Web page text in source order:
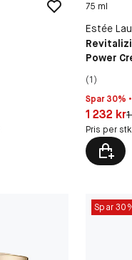
75 ml
Estée
Power
(1)
Spar 30%
Pris: 1
1 232 kr
Pris per
Spar